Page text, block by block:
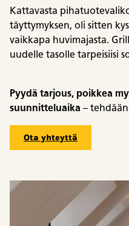
Kattavasta
täyttymyksen, oli sitten
vaikkapa huvimajasta.
uudelle tasolle tarpeisiisi
Pyydä tarjous, poikkea
suunnitteluaika –
Ota yhteyttä